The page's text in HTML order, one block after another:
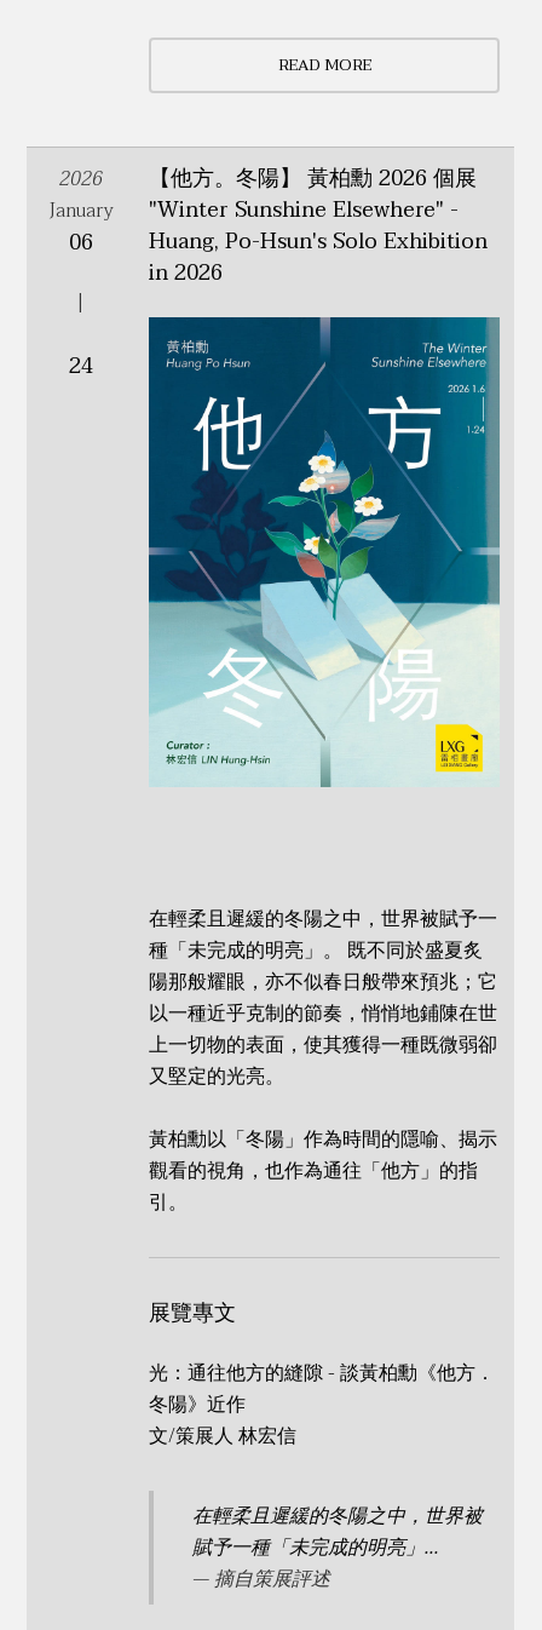
READ MORE
2026
January
06
|
24
【他方。冬陽】 黃柏勳 2026 個展
"Winter Sunshine Elsewhere" -
Huang, Po-Hsun's Solo Exhibition
in 2026
在輕柔且遲緩的冬陽之中，世界被賦予一
種「未完成的明亮」。 既不同於盛夏炙
陽那般耀眼，亦不似春日般帶來預兆；它
以一種近乎克制的節奏，悄悄地鋪陳在世
上一切物的表面，使其獲得一種既微弱卻
又堅定的光亮。
黃柏勳以「冬陽」作為時間的隱喻、揭示
觀看的視角，也作為通往「他方」的指
引。
展覽專文
光：通往他方的縫隙 - 談黃柏勳《他方．
冬陽》近作
文/策展人 林宏信
在輕柔且遲緩的冬陽之中，世界被
賦予一種「未完成的明亮」...
— 摘自策展評述